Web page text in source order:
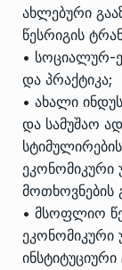
ახლებური
წესრიგის
• სოციალურ-
და პრაქტიკა;
• ახალი
და სამუშაო
ეკონომიკური
მოთხოვნების
• მსოფლიო